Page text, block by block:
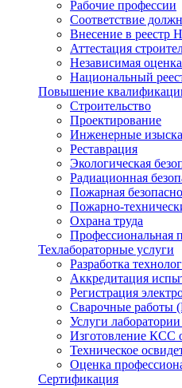
Рабочие профессии
Соответствие
Внесение в
Аттестация
Независимая
Национальный
Повышение
Строительство
Проектирование
Инженерные
Реставрация
Экологическая
Радиационная
Пожарная
Пожарно-
Охрана труда
Профессиональная
Техлабораторные услуги
Разработка
Аккредитация
Регистрация
Сварочные
Услуги
Изготовление КСС
Техническое
Оценка
Сертификация